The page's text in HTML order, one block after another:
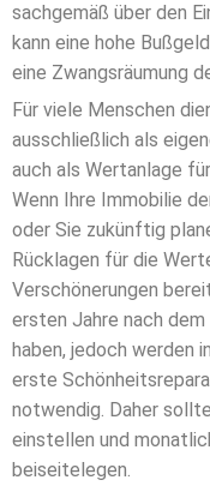
sachgemäß über den
kann eine hohe
eine Zwangsräumung
Für viele Menschen
ausschließlich als
auch als Wertanlage
Wenn Ihre Immobilie
oder Sie zukünftig
Rücklagen für die
Verschönerungen
ersten Jahre nach
haben, jedoch werden
erste
notwendig. Daher
einstellen und
beiseitelegen.